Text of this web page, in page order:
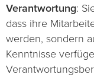
Verantwortung:
dass ihre
werden, sondern
Kenntnisse